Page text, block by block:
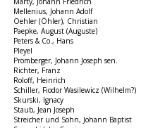
Mellenius, Johann Adolf
Oehler (Öhler), Christian
Paepke, August (Auguste)
Peters & Co., Hans
Pleyel
Promberger, Johann Joseph sen.
Richter, Franz
Roloff, Heinrich
Schiller, Fiodor Wasilewicz (Wilhelm?)
Skurski, Ignacy
Staub, Jean Joseph
Streicher und Sohn, Johann Baptist